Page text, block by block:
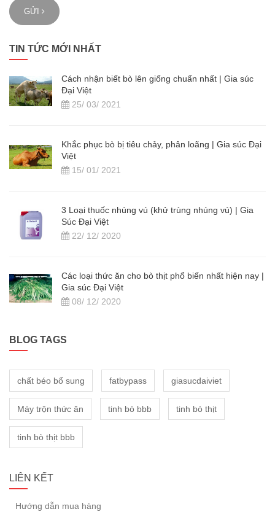
GỬI
TIN TỨC MỚI NHẤT
Cách nhận biết bò lên giống chuẩn nhất | Gia súc
Đại Việt
25/ 03/ 2021
Khắc phục bò bị tiêu chảy, phân loãng | Gia súc Đại
Việt
15/ 01/ 2021
3 Loại thuốc nhúng vú (khử trùng nhúng vú) | Gia
Súc Đại Việt
22/ 12/ 2020
Các loại thức ăn cho bò thịt phổ biến nhất hiện nay |
Gia súc Đại Việt
08/ 12/ 2020
BLOG TAGS
chất béo bổ sung fatbypass giasucdaiviet
Máy trộn thức ăn tinh bò bbb tinh bò thịt
tinh bò thịt bbb
LIÊN KẾT
Hướng dẫn mua hàng